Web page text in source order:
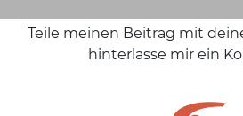
Teile meinen Beitrag mit
hinterlasse mir ein